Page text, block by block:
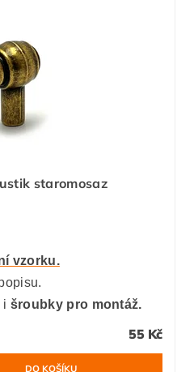
staromosaz
vzorku.
i šroubky pro montáž.
55 Kč